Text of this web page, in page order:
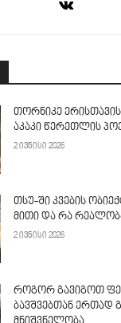
თორნიკე
აკაკი წერეთლის
2 ივნისი 2026
თსუ-ში კვების
მითი და რა
2 ივნისი 2026
როგორ გავიგოთ
ბავშვებთან ერთად